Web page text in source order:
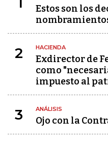
Estos son los
2 HACIENDA
Exdirector de
como
impuesto al
3 ANÁLISIS
Ojo con la